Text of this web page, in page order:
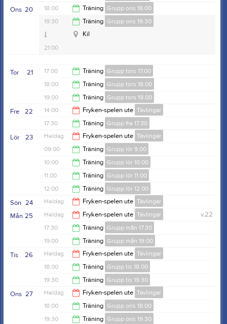
19:30
21:00
20
Ons 18:00 Träning Grupp ons 18.00
19:30
Kil
19:30 Träning Grupp ons 19.30
21:00
Kil
21
Tor 17:00 Träning Grupp tors 17.00
18:00
18:00 Träning Grupp tors 18.00
19:00
19:00 Träning Grupp tors 19.00
20:30
22
Fre 14:00 Fryken-spelen ute Tävlingar
00:00
17:30 Träning Grupp fre 17.30
19:00
23
Lör Heldag Fryken-spelen ute Tävlingar
09:00
Träning Grupp lör 9.00
10:00
10:00 Träning Grupp lör 10.00
11:00
11:00 Träning Grupp lör 11.00
12:00
12:00 Träning Grupp lör 12.00
13:00
24
Sön Heldag Fryken-spelen ute Tävlingar
25
Mån v.22
Heldag Fryken-spelen ute Tävlingar
17:30
Träning Grupp mån 17.30
19:00
19:00 Träning Grupp mån 19.00
20:30
26
Tis Heldag Fryken-spelen ute Tävlingar
18:00
Träning Grupp tis 18.00
19:30
19:30 Träning Grupp tis 19.30
21:00
27
Ons Heldag Fryken-spelen ute Tävlingar
18:00
Träning Grupp ons 18.00
19:30 Träning Grupp ons 19.30